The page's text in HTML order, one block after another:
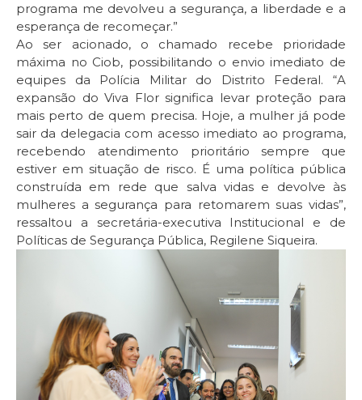
programa me devolveu a segurança, a liberdade e a
esperança de recomeçar.”
Ao ser acionado, o chamado recebe prioridade
máxima no Ciob, possibilitando o envio imediato de
equipes da Polícia Militar do Distrito Federal. “A
expansão do Viva Flor significa levar proteção para
mais perto de quem precisa. Hoje, a mulher já pode
sair da delegacia com acesso imediato ao programa,
recebendo atendimento prioritário sempre que
estiver em situação de risco. É uma política pública
construída em rede que salva vidas e devolve às
mulheres a segurança para retomarem suas vidas”,
ressaltou a secretária-executiva Institucional e de
Políticas de Segurança Pública, Regilene Siqueira.